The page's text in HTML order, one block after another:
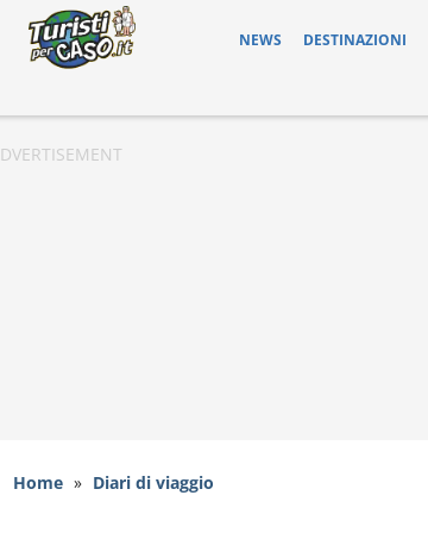
NEWS DESTINAZIONI
Home » Diari di viaggio